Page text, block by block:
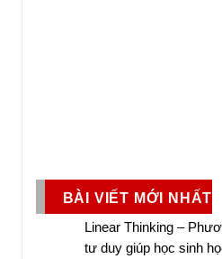
BÀI VIẾT MỚI NHẤT
Linear Thinking –
tư duy giúp học sinh